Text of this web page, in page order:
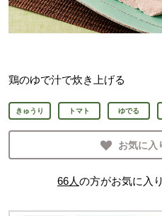
鶏のゆで汁で炊き上げる
きゅうり トマト ゆでる
お気に入
66人の方がお気に入